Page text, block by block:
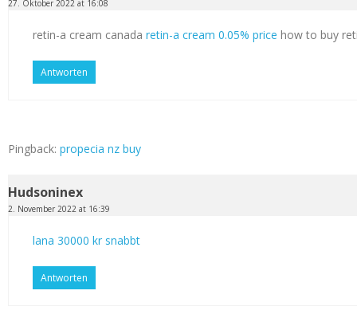
27. Oktober 2022 at 16:08
retin-a cream canada retin-a cream 0.05% price how to buy
Antworten
Pingback: propecia nz buy
Hudsoninex
2. November 2022 at 16:39
lana 30000 kr snabbt
Antworten